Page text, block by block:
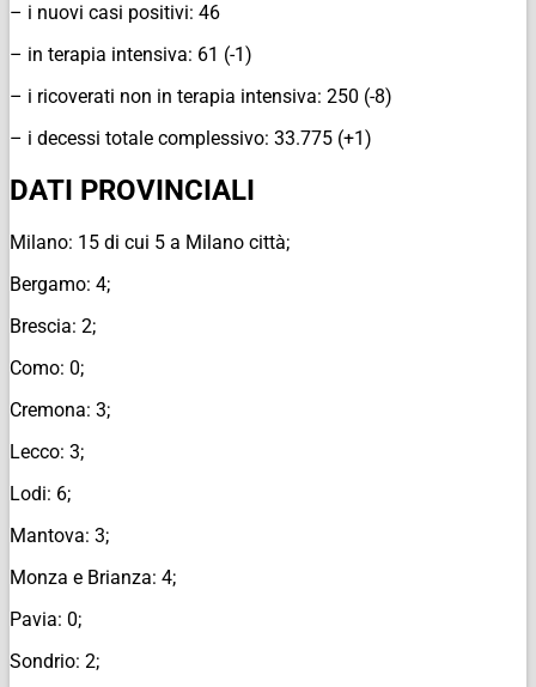
– i nuovi casi positivi: 46
– in terapia intensiva: 61 (-1)
– i ricoverati non in terapia intensiva: 250 (-8)
– i decessi totale complessivo: 33.775 (+1)
DATI PROVINCIALI
Milano: 15 di cui 5 a Milano città;
Bergamo: 4;
Brescia: 2;
Como: 0;
Cremona: 3;
Lecco: 3;
Lodi: 6;
Mantova: 3;
Monza e Brianza: 4;
Pavia: 0;
Sondrio: 2;